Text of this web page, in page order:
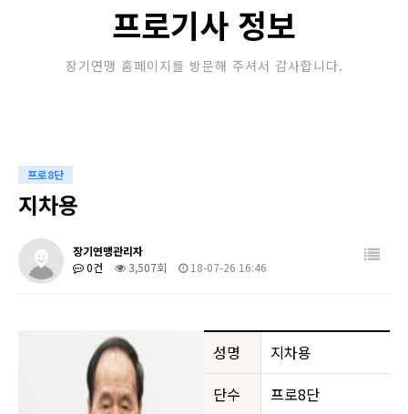
자료실
프로기사 정보
장기연맹 홈페이지를 방문해 주셔서 감사합니다.
프로8단
지차용
장기연맹관리자
0건
3,507회 18-07-26 16:46
성명
지차용
단수
프로8단